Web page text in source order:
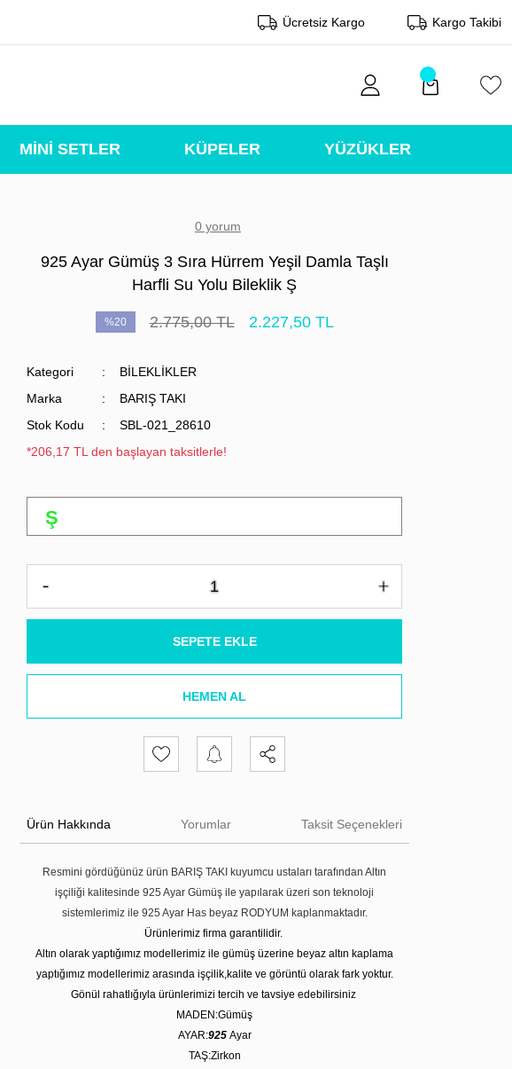
Ücretsiz Kargo Kargo Takibi
MİNİ SETLER KÜPELER YÜZÜKLER
0 yorum
925 Ayar Gümüş 3 Sıra Hürrem Yeşil Damla Taşlı
Harfli Su Yolu Bileklik Ş
%20 2.775,00 TL 2.227,50 TL
Kategori
BİLEKLİKLER
Marka
BARIŞ TAKI
Stok Kodu
SBL-021_28610
*206,17 TL den başlayan taksitlerle!
SEPETE EKLE
HEMEN AL
Ürün Hakkında Yorumlar Taksit Seçenekleri
Resmini gördüğünüz ürün BARIŞ TAKI kuyumcu ustaları tarafından Altın
işçiliği kalitesinde 925 Ayar Gümüş ile yapılarak üzeri son teknoloji
sistemlerimiz ile 925 Ayar Has beyaz RODYUM kaplanmaktadır.
Ürünlerimiz firma garantilidir.
Altın olarak yaptığımız modellerimiz ile gümüş üzerine beyaz altın kaplama
yaptığımız modellerimiz arasında işçilik,kalite ve görüntü olarak fark yoktur.
Gönül rahatlığıyla ürünlerimizi tercih ve tavsiye edebilirsiniz
MADEN:Gümüş
AYAR:925 Ayar
TAŞ:Zirkon